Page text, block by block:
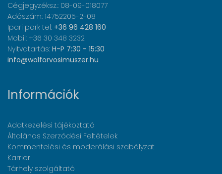
Cégjegyzéksz.: 08-09-018077
Adószám: 14752205-2-08
Ipari park tel: +36 96 428 160
Mobil: +36 30 348 3232
Nyitvatartás: H-P 7:30 - 15:30
info@wolforvosimuszer.hu
Információk
Adatkezelési tájékoztató
Általános Szerződési Feltételek
Kommentelési és moderálási szabályzat
Karrier
Tárhely szolgáltató